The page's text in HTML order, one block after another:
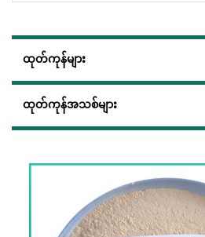
ထုတ်ကုန်များ
ထုတ်ကုန်အသစ်များ